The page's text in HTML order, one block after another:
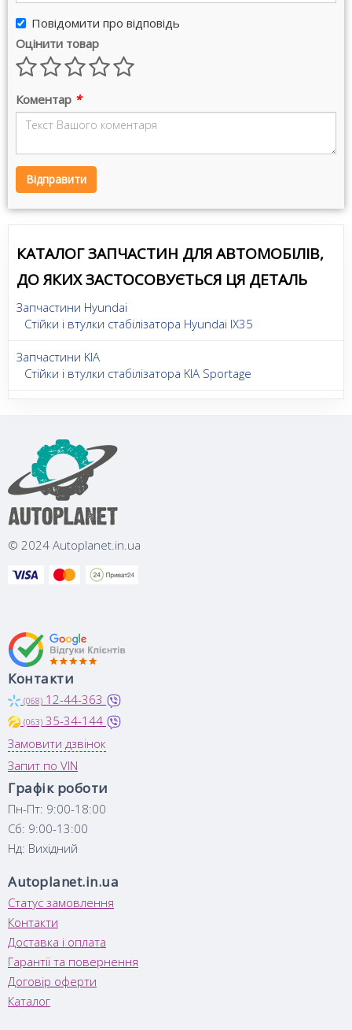
Повідомити про відповідь
Оцінити товар
Коментар *
Відправити
КАТАЛОГ ЗАПЧАСТИН ДЛЯ АВТОМОБІЛІВ,
ДО ЯКИХ ЗАСТОСОВУЄТЬСЯ ЦЯ ДЕТАЛЬ
Запчастини Hyundai
Стійки і втулки стабілізатора Hyundai IX35
Запчастини KIA
Стійки і втулки стабілізатора KIA Sportage
© 2024 Autoplanet.in.ua
Контакти
(068) 12-44-363
(063) 35-34-144
Замовити дзвінок
Запит по VIN
Графік роботи
Пн-Пт: 9:00-18:00
Сб: 9:00-13:00
Нд: Вихідний
Autoplanet.in.ua
Статус замовлення
Контакти
Доставка і оплата
Гарантії та повернення
Договір оферти
Каталог